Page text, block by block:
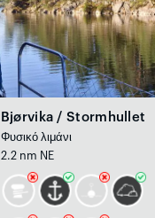
Bjørvika / Stormhullet
Φυσικό λιμάνι
2.2 nm NE